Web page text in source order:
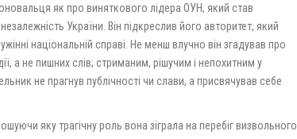
як про виняткового лідера ОУН, який став
України. Він підкреслив його авторитет, який
національній справі. Не менш влучно він згадував про
а не пишних слів; стриманим, рішучим і непохитним у
не прагнув публічності чи слави, а присвячував себе
яку трагічну роль вона зіграла на перебіг визвольного